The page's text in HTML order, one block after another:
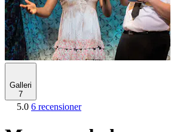
Galleri
7
5.0 6 recensioner